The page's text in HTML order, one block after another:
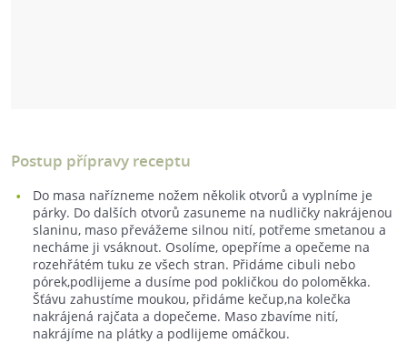
Postup přípravy receptu
Do masa nařízneme nožem několik otvorů a vyplníme je
párky. Do dalších otvorů zasuneme na nudličky nakrájenou
slaninu, maso převážeme silnou nití, potřeme smetanou a
necháme ji vsáknout. Osolíme, opepříme a opečeme na
rozehřátém tuku ze všech stran. Přidáme cibuli nebo
pórek,podlijeme a dusíme pod pokličkou do poloměkka.
Šťávu zahustíme moukou, přidáme kečup,na kolečka
nakrájená rajčata a dopečeme. Maso zbavíme nití,
nakrájíme na plátky a podlijeme omáčkou.